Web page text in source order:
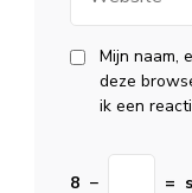
Mijn naam,
deze
ik een
8 − =